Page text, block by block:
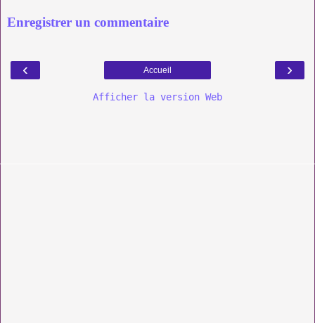
Enregistrer un commentaire
‹ ›
Accueil
Afficher la version Web